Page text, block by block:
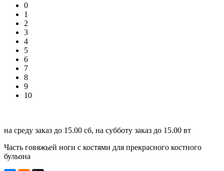
0
1
2
3
4
5
6
7
8
9
10
на среду заказ до 15.00 сб, на субботу заказ до 15.00 вт
Часть говяжьей ноги с костями для прекрасного костного
бульона